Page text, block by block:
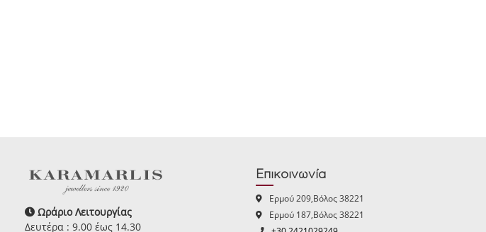
Ωράριο Λειτουργίας
Δευτέρα : 9.00 έως 14.30
Επικοινωνία
Ερμού 209,Βόλος 38221
Ερμού 187,Βόλος 38221